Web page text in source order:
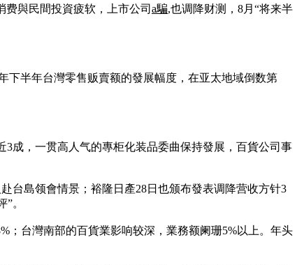
费與民間投資疲软，上市公司 a騙,也调降财测，8月“将来半
下半年台灣零售贩賣额的發展幅度，在亚太地域倒数第
成，一贯高人气的專柜化装品委曲保持發展，百貨公司事
台島领會情景；裕隆日產28日也颁布發表调降营收方针3
。
；台灣南部的百貨業影响较深，業務额阑珊5%以上。年头